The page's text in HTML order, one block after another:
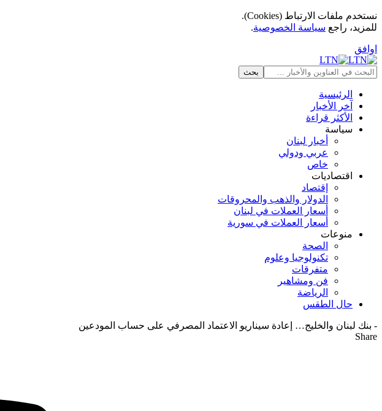
نستخدم ملفات الارتباط (Cookies).
للمزيد، راجع سياسة الخصوصية.
اوافق
الرئيسية
آخر الأخبار
الأكثر قراءة
سياسة
أخبار لبنان
عربي ودولي
خاص
اقتصاديات
إقتصاد
الدولار والذهب والمحروقات
أسعار العملات في لبنان
أسعار العملات في سورية
منوعات
الصحة
تكنولوجيا وعلوم
متفرقات
فن ومشاهير
الرياضة
حال الطقس
- بنك لبنان والخليج… إعادة سيناريو الاعتماد المصرفي على حساب المودعين
Share